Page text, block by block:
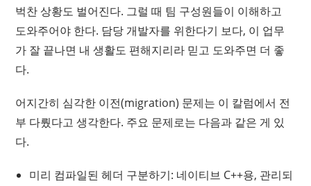
벅찬 상황도 벌어진다. 그럴 때 팀 구성원들이 이해하고
도와주어야 한다. 담당 개발자를 위한다기 보다, 이 업무
가 잘 끝나면 내 생활도 편해지리라 믿고 도와주면 더 좋
다.
어지간히 심각한 이전(migration) 문제는 이 칼럼에서 전
부 다뤘다고 생각한다. 주요 문제로는 다음과 같은 게 있
다.
미리 컴파일된 헤더 구분하기: 네이티브 C++용, 관리되